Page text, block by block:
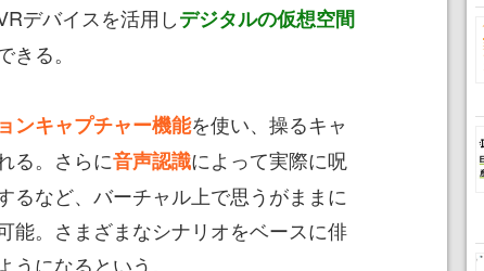
デバイスを活用しデジタルの仮想空間
きる。
ンキャプチャー機能を使い、操るキャ
る。さらに音声認識によって実際に呪
るなど、バーチャル上で思うがままに
能。さまざまなシナリオをベースに俳
になるという。